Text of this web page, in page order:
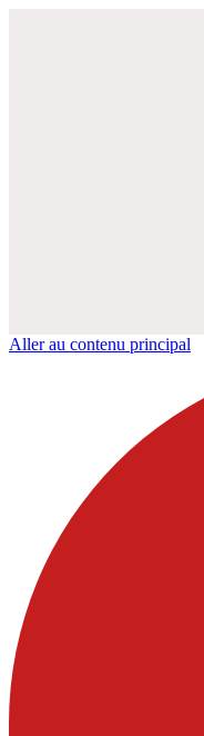
Aller au contenu principal